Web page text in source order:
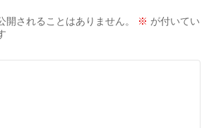
開されることはありません。 ※ が付いてい